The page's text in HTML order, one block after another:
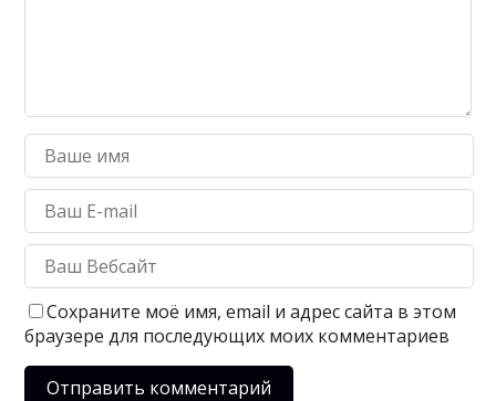
Сохраните моё имя, email и адрес сайта в этом
браузере для последующих моих комментариев